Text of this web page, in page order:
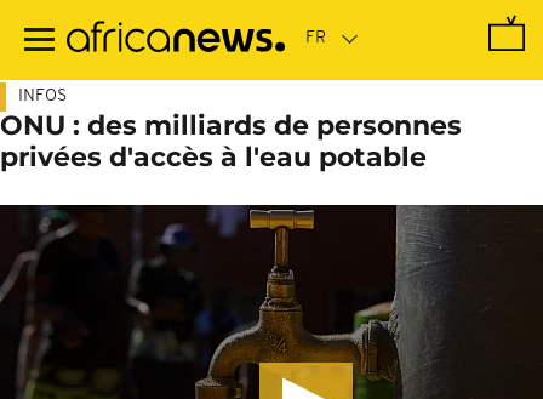
contenu
INFOS
ONU : des milliards de personnes
privées d'accès à l'eau potable